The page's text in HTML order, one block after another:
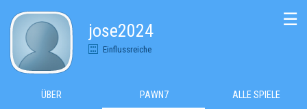
jose2024
Einflussreiche
☰
ÜBER PAWN7 ALLE SPIELE